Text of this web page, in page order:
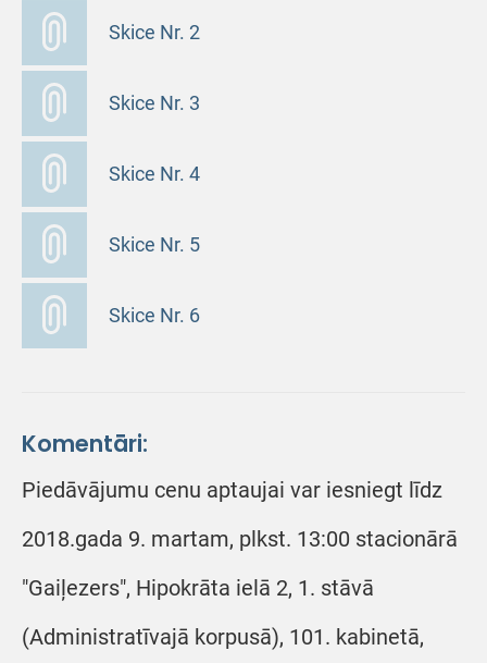
Skice Nr. 2
Skice Nr. 3
Skice Nr. 4
Skice Nr. 5
Skice Nr. 6
Komentāri:
Piedāvājumu cenu aptaujai var iesniegt līdz
2018.gada 9. martam, plkst. 13:00 stacionārā
"Gaiļezers", Hipokrāta ielā 2, 1. stāvā
(Administratīvajā korpusā), 101. kabinetā,